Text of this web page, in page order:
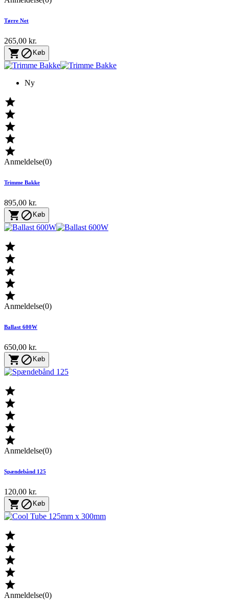
Tørre Net
265,00 kr.
  Køb
Ny





Anmeldelse(0)
Trimme Bakke
895,00 kr.
  Køb





Anmeldelse(0)
Ballast 600W
650,00 kr.
  Køb





Anmeldelse(0)
Spændebånd 125
120,00 kr.
  Køb





Anmeldelse(0)